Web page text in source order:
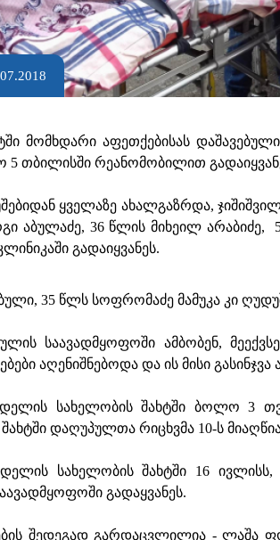
მომხდარი აფეთქებისას
5 თბილისში რეანომობილით
ყველაზე ახალგაზრდა,
აბულაძე, 36 წლის მიხეილ
გადაიყვანეს.
35 წლს სოფრომაძე მამუკა კი
საავადმყოფოში ამბობენ,
აღენიშნებოდა და ის მისი
სახელობის შახტში ბოლო 3
დაღუპულთა რიცხვმა 10-ს
სახელობის შახტში 16
გადაყვანეს.
შედეგად გარდაცვლილია - ლაშა